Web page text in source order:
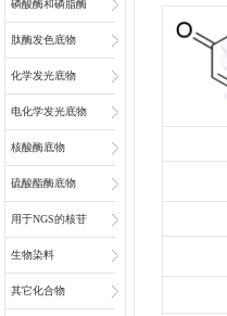
物
磷酸酶和磷脂酶
底物
肽酶发色底物
化学发光底物
电化学发光底物
核酸酶底物
硫酸酯酶底物
用于NGS的核苷
和核苷酸
生物染料
其它化合物